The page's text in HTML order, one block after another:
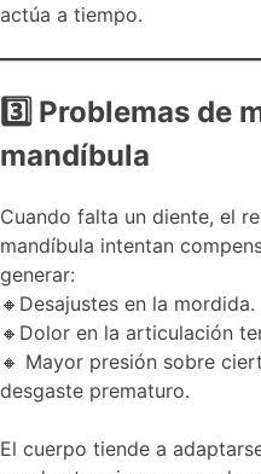
actúa a tiempo.
3Problemas de
mandíbula
Cuando falta un diente, el
mandíbula intentan
generar:
🔸Desajustes en la mordida.
🔸Dolor en la articulación
🔸 Mayor presión sobre
desgaste prematuro.
El cuerpo tiende a